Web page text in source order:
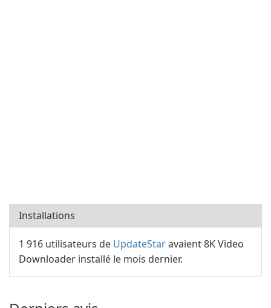
Installations
1 916 utilisateurs de UpdateStaravaient 8K Video
Downloader installé le mois dernier.